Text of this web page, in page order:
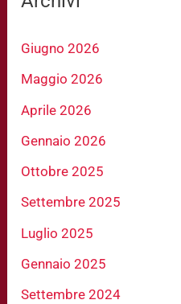
Giugno 2026
Maggio 2026
Aprile 2026
Gennaio 2026
Ottobre 2025
Settembre 2025
Luglio 2025
Gennaio 2025
Settembre 2024